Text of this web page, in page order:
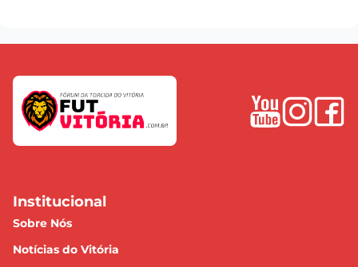
Institucional
Sobre Nós
Notícias do Vitória